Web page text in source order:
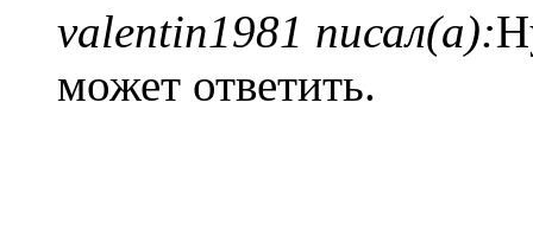
valentin1981 писал(а):
может ответить.